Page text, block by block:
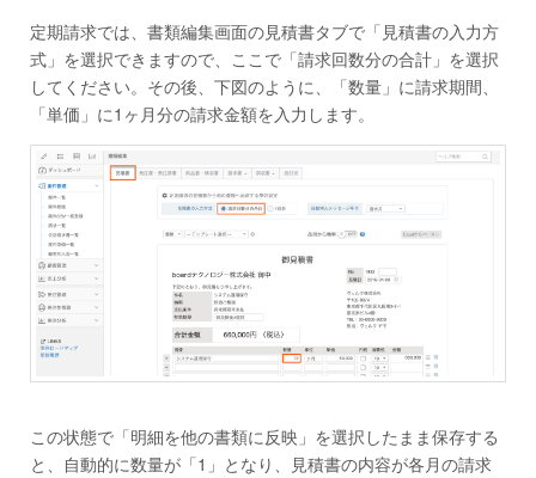
定期請求では、書類編集画面の見積書タブで「見積書の入力方
式」を選択できますので、ここで「請求回数分の合計」を選択
してください。その後、下図のように、「数量」に請求期間、
「単価」に1ヶ月分の請求金額を入力します。
この状態で「明細を他の書類に反映」を選択したまま保存する
と、自動的に数量が「1」となり、見積書の内容が各月の請求